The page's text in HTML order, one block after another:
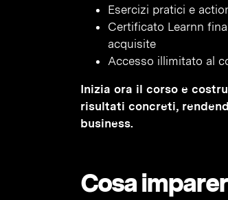
Esercizi pratici e
Certificato Learnn
acquisite
Accesso illimitato al
Inizia ora il corso e
risultati concreti,
business.
Cosa